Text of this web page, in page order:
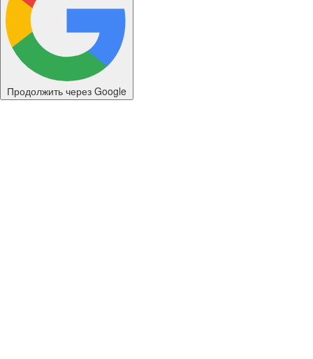
Продолжить через Google